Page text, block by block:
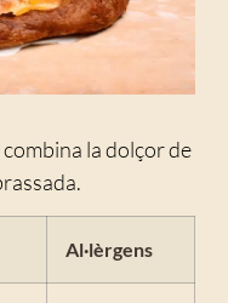
la dolçor de
Al·lèrgens